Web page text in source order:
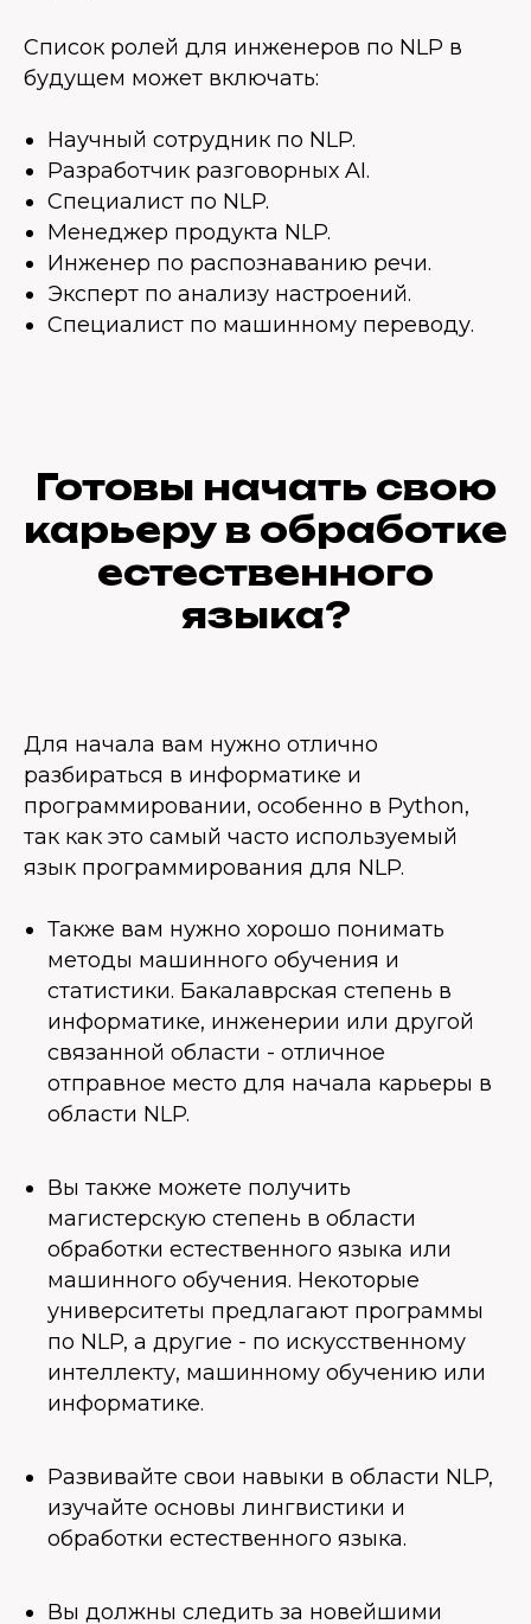
Список ролей для инженеров по NLP в
будущем может включать:
Научный сотрудник по NLP.
Разработчик разговорных AI.
Специалист по NLP.
Менеджер продукта NLP.
Инженер по распознаванию речи.
Эксперт по анализу настроений.
Специалист по машинному переводу.
Готовы начать свою
карьеру в обработке
естественного
языка?
Для начала вам нужно отлично
разбираться в информатике и
программировании, особенно в Python,
так как это самый часто используемый
язык программирования для NLP.
Также вам нужно хорошо понимать
методы машинного обучения и
статистики. Бакалаврская степень в
информатике, инженерии или другой
связанной области - отличное
отправное место для начала карьеры в
области NLP.
Вы также можете получить
магистерскую степень в области
обработки естественного языка или
машинного обучения. Некоторые
университеты предлагают программы
по NLP, а другие - по искусственному
интеллекту, машинному обучению или
информатике.
Развивайте свои навыки в области NLP,
изучайте основы лингвистики и
обработки естественного языка.
Вы должны следить за новейшими